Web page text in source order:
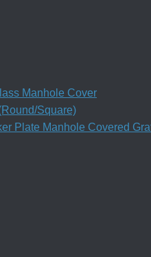
Manhole Cover
Square)
Manhole Covered